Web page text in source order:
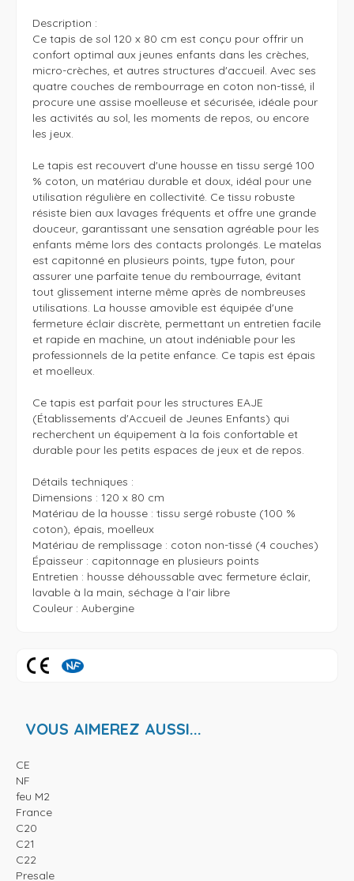
Description :
Ce tapis de sol 120 x 80 cm est conçu pour offrir un
confort optimal aux jeunes enfants dans les crèches,
micro-crèches, et autres structures d'accueil. Avec ses
quatre couches de rembourrage en coton non-tissé, il
procure une assise moelleuse et sécurisée, idéale pour
les activités au sol, les moments de repos, ou encore
les jeux.
Le tapis est recouvert d'une housse en tissu sergé 100
% coton, un matériau durable et doux, idéal pour une
utilisation régulière en collectivité. Ce tissu robuste
résiste bien aux lavages fréquents et offre une grande
douceur, garantissant une sensation agréable pour les
enfants même lors des contacts prolongés. Le matelas
est capitonné en plusieurs points, type futon, pour
assurer une parfaite tenue du rembourrage, évitant
tout glissement interne même après de nombreuses
utilisations. La housse amovible est équipée d'une
fermeture éclair discrète, permettant un entretien facile
et rapide en machine, un atout indéniable pour les
professionnels de la petite enfance. Ce tapis est épais
et moelleux.
Ce tapis est parfait pour les structures EAJE
(Établissements d'Accueil de Jeunes Enfants) qui
recherchent un équipement à la fois confortable et
durable pour les petits espaces de jeux et de repos.
Détails techniques :
Dimensions : 120 x 80 cm
Matériau de la housse : tissu sergé robuste (100 %
coton), épais, moelleux
Matériau de remplissage : coton non-tissé (4 couches)
Épaisseur : capitonnage en plusieurs points
Entretien : housse déhoussable avec fermeture éclair,
lavable à la main, séchage à l'air libre
Couleur : Aubergine
VOUS AIMEREZ AUSSI...
CE
NF
feu M2
France
C20
C21
C22
Presale